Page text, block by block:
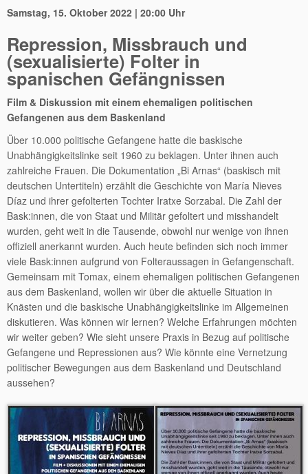
Samstag, 15. Oktober 2022 | 20:00 Uhr
Repression, Missbrauch und
(sexualisierte) Folter in
spanischen Gefängnissen
Film & Diskussion mit einem ehemaligen politischen
Gefangenen aus dem Baskenland
Über 10.000 politische Gefangene hatte die baskische
Unabhängigkeitslinke seit 1960 zu beklagen. Unter ihnen auch
zahlreiche Frauen. Die Dokumentation „Bi Arnas“ (baskisch mit
deutschen Untertiteln) erzählt die Geschichte von María Nieves
Díaz und ihrer gefolterten Tochter Iratxe Sorzabal. Die Zahl der
Bask:innen, die von Staat und Militär gefoltert und misshandelt
wurden, geht weit in die Tausende, obwohl nur wenige von ihnen
offiziell anerkannt wurden. Auch heute befinden sich noch immer
viele Bask:innen aufgrund von Folteraussagen in Gefangenschaft.
Gemeinsam mit Tomax, einem ehemaligen politischen Gefangenen
aus dem Baskenland, wollen wir über die aktuelle Situation in
Knästen und die baskische Unabhängigkeitslinke im Allgemeinen
diskutieren. Was können wir lernen? Welche Erfahrungen möchten
wir weiter geben? Wie sieht unsere Praxis in Bezug auf politische
Gefangene und Repressionen aus? Wie könnte eine Vernetzung
politischer Bewegungen aus dem Baskenland und Deutschland
aussehen?